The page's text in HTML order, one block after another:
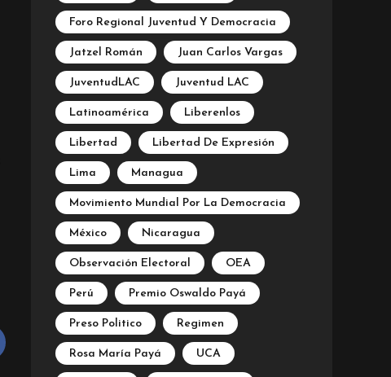
Foro Regional Juventud Y Democracia
Jatzel Román Juan Carlos Vargas
JuventudLAC Juventud LAC
Latinoamérica Liberenlos
Libertad Libertad De Expresión
Lima Managua
Movimiento Mundial Por La Democracia
México Nicaragua
Observación Electoral OEA
Perú Premio Oswaldo Payá
Preso Politico Regimen
Rosa María Payá UCA